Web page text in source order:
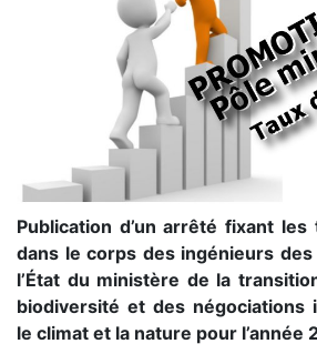
Publication d’un arrêté fixant
dans le corps des ingénieurs
l’État du ministère de la
biodiversité et des négociations
le climat et la nature pour l’année